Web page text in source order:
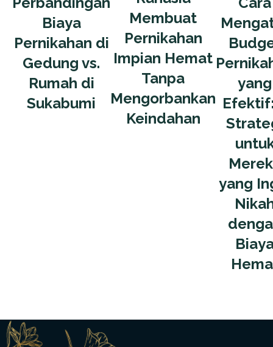
Biaya
Pernikahan di
Gedung vs.
Rumah di
Sukabumi
Membuat
Pernikahan
Impian Hemat
Tanpa
Mengorbankan
Keindahan
yang
yang